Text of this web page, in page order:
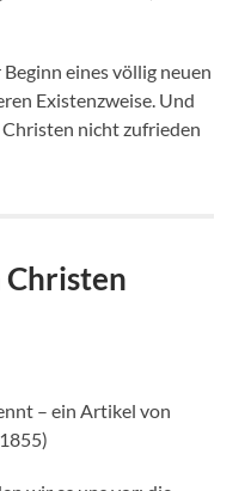
eines völlig neuen
Existenzweise. Und
nicht zufrieden
Christen
– ein Artikel von